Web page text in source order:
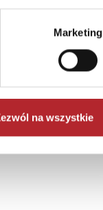
Marketing
na wszystkie